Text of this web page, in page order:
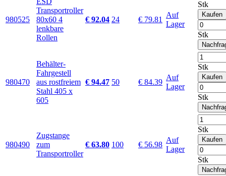
980525
Transportroller
80x60 4
lenkbare
Rollen
€ 92.04 24 € 79.81
Auf
Lager
Stk
Kaufen
Stk
980470
Behälter-
Fahrgestell
aus rostfreiem
Stahl 405 x
605
€ 94.47 50 € 84.39
Auf
Lager
Stk
Kaufen
Stk
980490
Zugstange
zum
Transportroller
€ 63.80 100 € 56.98
Auf
Lager
Stk
Kaufen
Stk